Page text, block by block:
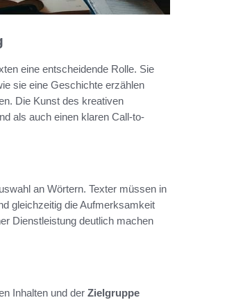
eine entscheidende Rolle. Sie
sie eine Geschichte erzählen
Die Kunst des kreativen
als auch einen klaren Call-to-
an Wörtern. Texter müssen in
gleichzeitig die Aufmerksamkeit
Dienstleistung deutlich machen
Inhalten und der Zielgruppe